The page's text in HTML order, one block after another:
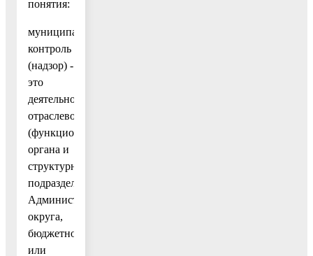
понятия:
муниципальный
контроль
(надзор) -
это
деятельность
отраслевого
(функционального)
органа и
структурного
подразделения
Администрации
округа,
бюджетного
или